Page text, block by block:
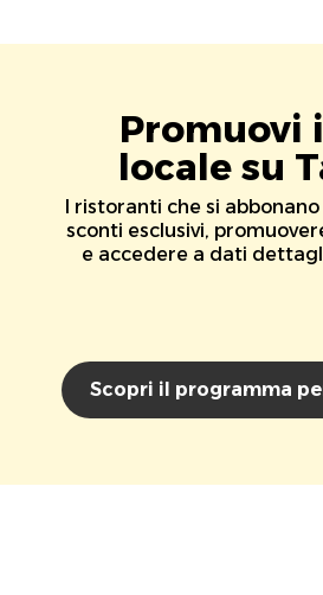
Promuovi
locale su
I ristoranti che si
sconti esclusivi,
e accedere a dati
Scopri il programma